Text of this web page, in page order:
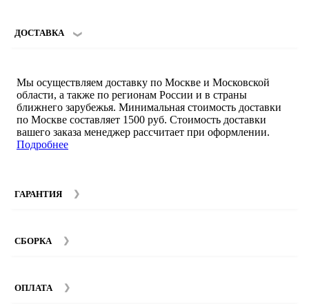
ДОСТАВКА
Мы осуществляем доставку по Москве и Московской
области, а также по регионам России и в страны
ближнего зарубежья. Минимальная стоимость доставки
по Москве составляет 1500 руб. Стоимость доставки
вашего заказа менеджер рассчитает при оформлении.
Подробнее
ГАРАНТИЯ
составляет 12 месяцев с момента покупки при
СБОРКА
Стоимость сборки зависит от количества и моделей
ОПЛАТА